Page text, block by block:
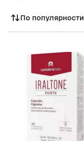
Сортировать
По популярности